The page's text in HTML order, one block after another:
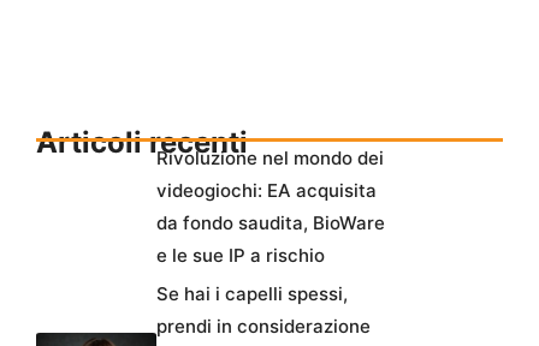
Articoli recentiRivoluzione nel mondo dei
videogiochi: EA acquisita
da fondo saudita, BioWare
e le sue IP a rischio
Se hai i capelli spessi,
prendi in considerazione